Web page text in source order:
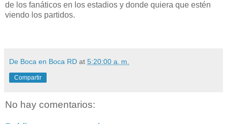
de los fanáticos en los estadios y donde quiera que estén
viendo los partidos.
De Boca en Boca RD at 5:20:00 a. m.
Compartir
No hay comentarios: